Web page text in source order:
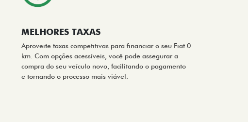
MELHORES TAXAS
Aproveite taxas competitivas para financiar o seu Fiat 0
km. Com opções acessíveis, você pode assegurar a
compra do seu veículo novo, facilitando o pagamento
e tornando o processo mais viável.